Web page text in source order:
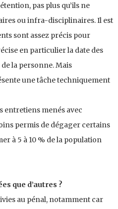
pas plus qu’ils ne
ou infra-disciplinaires. Il est
sont assez précis pour
en particulier la date des
la personne. Mais
une tâche techniquement
entretiens menés avec
permis de dégager certains
à 5 à 10 % de la population
que d’autres ?
au pénal, notamment car